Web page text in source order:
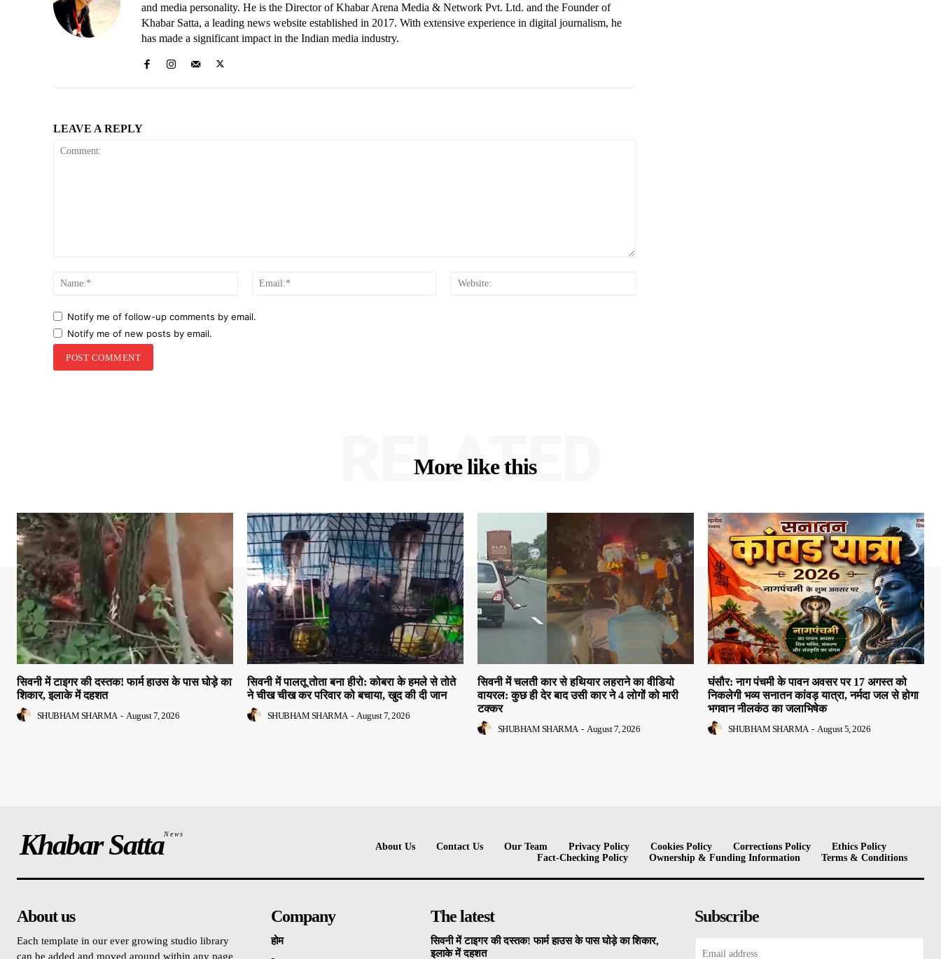
and media personality. He is the Director of Khabar Arena Media & Network Pvt. Ltd. and the Founder of
Khabar Satta, a leading news website established in 2017. With extensive experience in digital journalism, he
has made a significant impact in the Indian media industry.
LEAVE A REPLY
Name:*
Email:*
Notify me of follow-up comments by email.
Notify me of new posts by email.
More like this
RELATED
सिवनी में टाइगर की दस्तक! फार्म हाउस के पास घोड़े का
शिकार, इलाके में दहशत
SHUBHAM SHARMA - August 7, 2026
सिवनी में पालतू तोता बना हीरो: कोबरा के हमले से तोते
ने चीख चीख कर परिवार को बचाया, खुद की दी जान
SHUBHAM SHARMA - August 7, 2026
सिवनी में चलती कार से हथियार लहराने का वीडियो
वायरल: कुछ ही देर बाद उसी कार ने 4 लोगों को मारी
टक्कर
SHUBHAM SHARMA - August 7, 2026
घंसौर: नाग पंचमी के पावन अवसर पर 17 अगस्त को
निकलेगी भव्य सनातन कांवड़ यात्रा, नर्मदा जल से होगा
भगवान नीलकंठ का जलाभिषेक
SHUBHAM SHARMA - August 5, 2026
Khabar SattaNews
About Us Contact Us Our Team Privacy Policy Cookies Policy Corrections Policy
Ethics Policy
Fact-Checking Policy
Ownership & Funding Information Terms & Conditions
About us
Each template in our ever growing studio library
can be added and moved around within any page
Company
होम
The latest
सिवनी में टाइगर की दस्तक! फार्म हाउस के पास घोड़े का शिकार,
इलाके में दहशत
Subscribe